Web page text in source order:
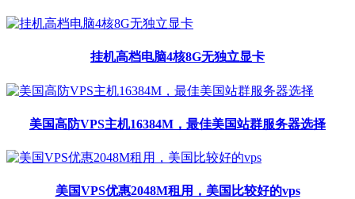
挂机高档电脑4核8G无独立显卡
美国高防VPS主机16384M，最佳美国站群服务器选择
美国VPS优惠2048M租用，美国比较好的vps